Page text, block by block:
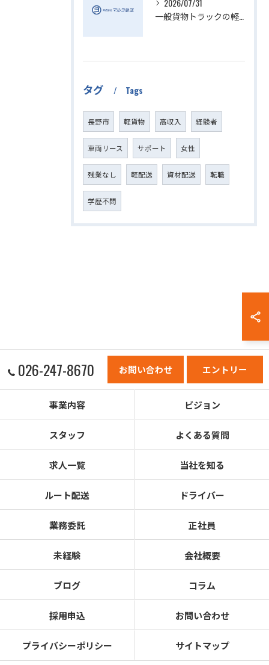
2026/07/31
タグ Tags
長野市 軽貨物 高収入 経験者
車両リース サポート 女性
残業なし 軽配送 資材配送 転職
学歴不問
026-247-8670 お問い合わせ エントリー
事業内容 ビジョン
スタッフ よくある質問
求人一覧 当社を知る
ルート配送 ドライバー
業務委託 正社員
未経験 会社概要
ブログ コラム
採用申込 お問い合わせ
プライバシーポリシー サイトマップ